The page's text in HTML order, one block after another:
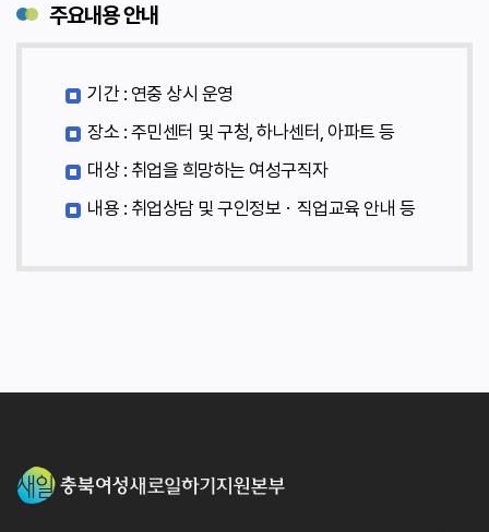
주요내용 안내
기간 : 연중 상시 운영
장소 : 주민센터 및 구청, 하나센터, 아파트 등
대상 : 취업을 희망하는 여성구직자
내용 : 취업상담 및 구인정보ㆍ직업교육 안내 등